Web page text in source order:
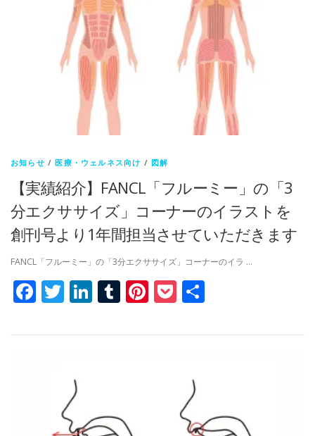
お知らせ /医療・ウェルネス向け /図解
【実績紹介】FANCL「フルーミー」の「3
分エクササイズ」コーナーのイラストを
創刊号より1年間担当させていただきます
FANCL「フルーミー」の「3分エクササイズ」コーナーのイラ …
Facebook
Twitter
LinkedIn
Tumblr
Pinterest
Pocket